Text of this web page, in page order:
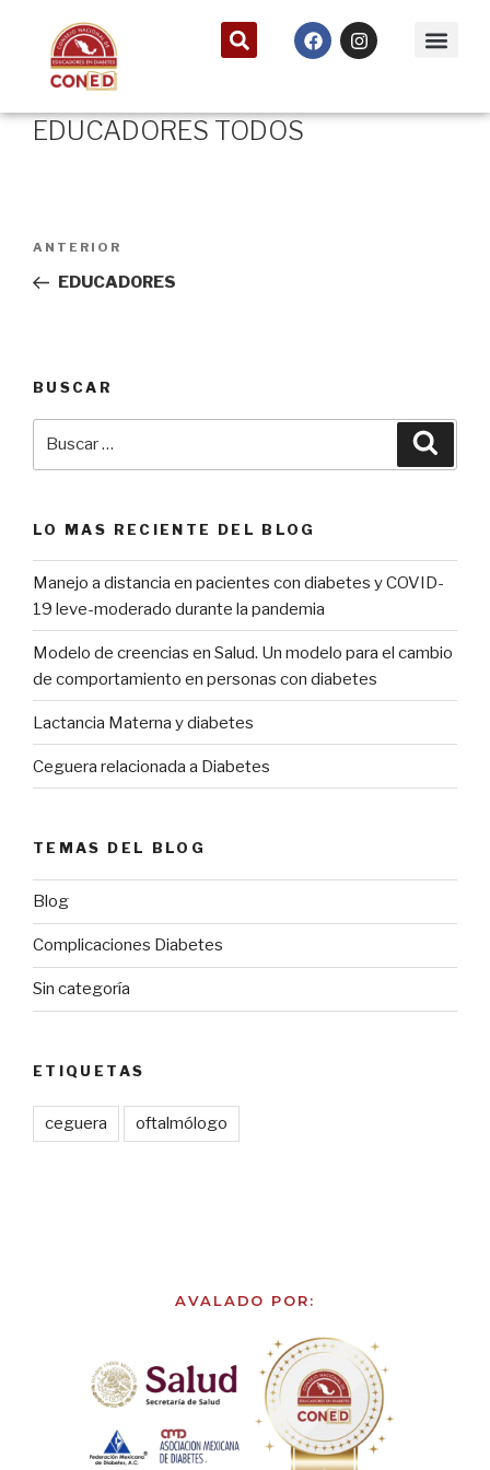
EDUCADORES TODOS
ANTERIOR
EDUCADORES
BUSCAR
LO MAS RECIENTE DEL BLOG
Manejo a distancia en pacientes con diabetes y COVID-
19 leve-moderado durante la pandemia
Modelo de creencias en Salud. Un modelo para el cambio
de comportamiento en personas con diabetes
Lactancia Materna y diabetes
Ceguera relacionada a Diabetes
TEMAS DEL BLOG
Blog
Complicaciones Diabetes
Sin categoría
ETIQUETAS
ceguera oftalmólogo
AVALADO POR: